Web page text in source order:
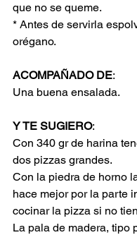
que no se queme.
* Antes de servirla
orégano.
ACOMPAÑADO DE:
Una buena ensalada.
Y TE SUGIERO:
Con 340 gr de harina
dos pizzas grandes.
Con la piedra de horno
hace mejor por la parte
cocinar la pizza si no
La pala de madera, tipo